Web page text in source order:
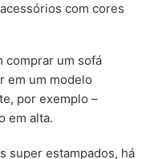
com cores
comprar um sofá
em um modelo
por exemplo –
em alta.